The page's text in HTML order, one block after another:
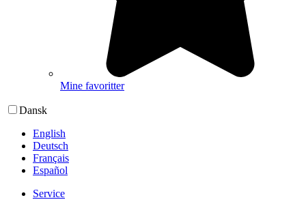
Mine favoritter
Dansk
English
Deutsch
Français
Español
Service